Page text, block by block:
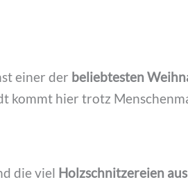
einer der beliebtesten
kommt hier trotz
die viel Holzschnitzereien